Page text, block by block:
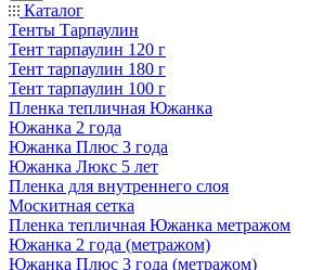
Каталог
Тенты Тарпаулин
Тент тарпаулин 120 г
Тент тарпаулин 180 г
Тент тарпаулин 100 г
Пленка тепличная Южанка
Южанка 2 года
Южанка Плюс 3 года
Южанка Люкс 5 лет
Пленка для внутреннего слоя
Москитная сетка
Пленка тепличная Южанка метражом
Южанка 2 года (метражом)
Южанка Плюс 3 года (метражом)